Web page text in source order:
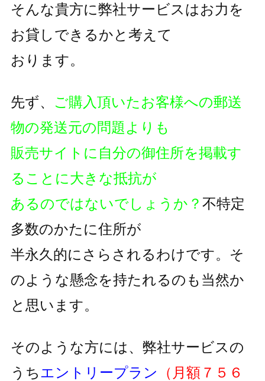
そんな貴方に弊社サービスはお力を
お貸しできるかと考えて
おります。
先ず、 ご購入頂いたお客様への郵送
物の発送元の問題よりも
販売サイトに自分の御住所を掲載す
ることに大きな抵抗が
あるのではないでしょうか？ 不特定
多数のかたに住所が
半永久的にさらされるわけです。そ
のような懸念を持たれるのも 当然か
と思います。
そのような方には、弊社サービスの
うちエントリープラン
（月額７５６